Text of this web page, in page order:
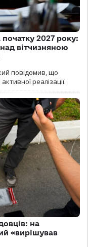
2027 року:
вітчизняною
повідомив, що
реалізації.
на
«вирішував